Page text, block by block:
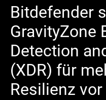
Bitdefender
GravityZone
Detection
(XDR) für
Resilienz vor